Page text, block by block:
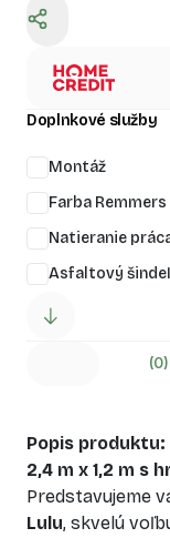
Doplnkové služby
Montáž
Farba Remmers
Natieranie
Asfaltový šindeľ
(0)
Popis produktu:
2,4 m x 1,2 m s
Predstavujeme
Lulu, skvelú